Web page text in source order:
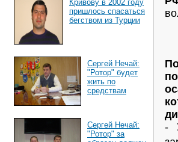
Кривову в 2002 году
пришлось спасаться
бегством из Турции
Сергей Нечай:
"Ротор" будет
жить по
средствам
Сергей Нечай:
"Ротор" за
-